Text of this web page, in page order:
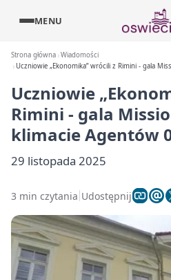
MENU
Strona główna Wiadomości
Uczniowie „Ekonomika” wrócili z Rimini - gala
Uczniowie
Rimini - gala
klimacie Agentów
29 listopada 2025
3 min czytania Udostępnij